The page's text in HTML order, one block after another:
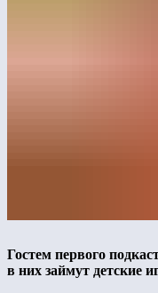
Гостем первого
в них займут детские